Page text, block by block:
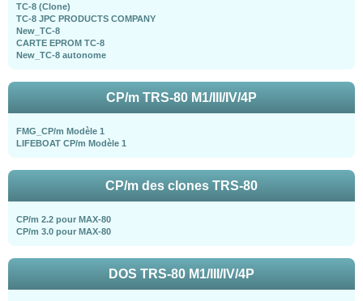
TC-8 (Clone)
TC-8 JPC PRODUCTS COMPANY
New_TC-8
CARTE EPROM TC-8
New_TC-8 autonome
CP/m TRS-80 M1/III/IV/4P
FMG_CP/m Modèle 1
LIFEBOAT CP/m Modèle 1
CP/m des clones TRS-80
CP/m 2.2 pour MAX-80
CP/m 3.0 pour MAX-80
DOS TRS-80 M1/III/IV/4P